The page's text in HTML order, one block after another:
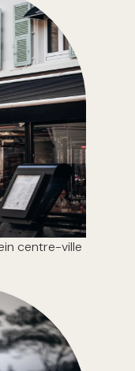
centre-ville